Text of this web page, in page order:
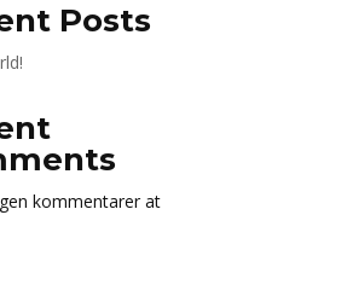
Posts
kommentarer at